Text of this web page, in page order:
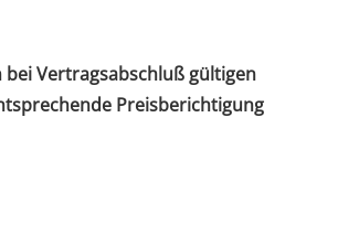
bei Vertragsabschluß gültigen
Preisberichtigung